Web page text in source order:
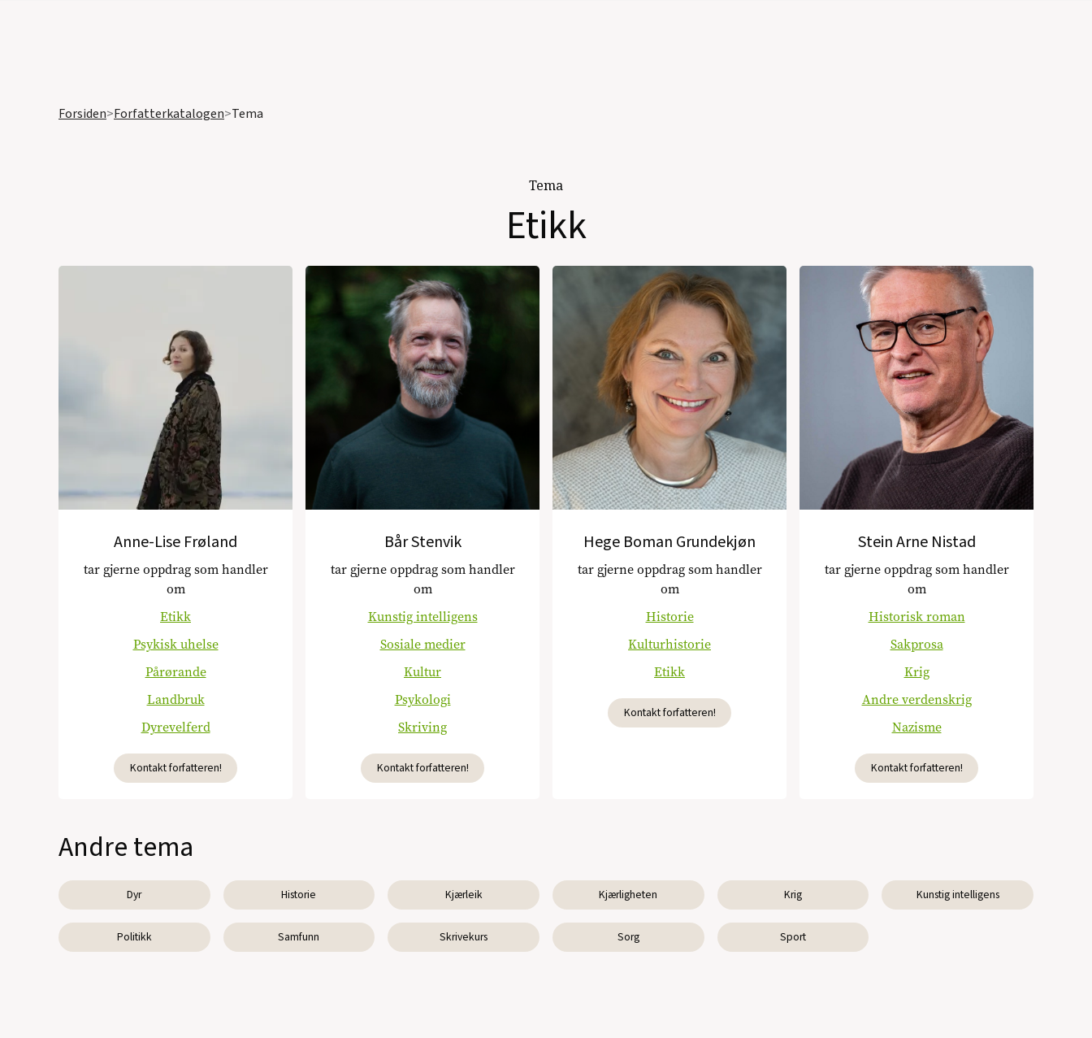
Forsiden>Forfatterkatalogen>Tema
Tema
Etikk
Anne-Lise Frøland
tar gjerne oppdrag som handler
om
Etikk
Psykisk uhelse
Pårørande
Landbruk
Dyrevelferd
Kontakt forfatteren!
Bår Stenvik
tar gjerne oppdrag som handler
om
Kunstig intelligens
Sosiale medier
Kultur
Psykologi
Skriving
Kontakt forfatteren!
Hege Boman Grundekjøn
tar gjerne oppdrag som handler
om
Historie
Kulturhistorie
Etikk
Kontakt forfatteren!
Stein Arne Nistad
tar gjerne oppdrag som handler
om
Historisk roman
Sakprosa
Krig
Andre verdenskrig
Nazisme
Kontakt forfatteren!
Andre tema
Dyr Historie Kjærleik Kjærligheten Krig Kunstig intelligens
Politikk Samfunn Skrivekurs Sorg Sport